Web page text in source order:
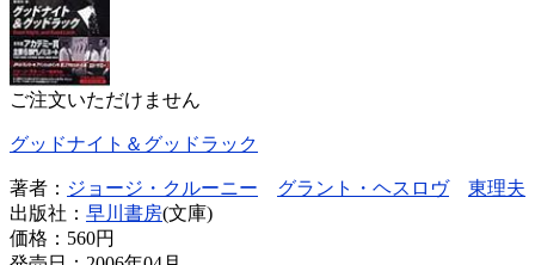
ご注文いただけません
グッドナイト＆グッドラック
著者： ジョージ・クルーニー グラント・ヘスロヴ
東理夫
出版社： 早川書房(文庫)
価格： 560円